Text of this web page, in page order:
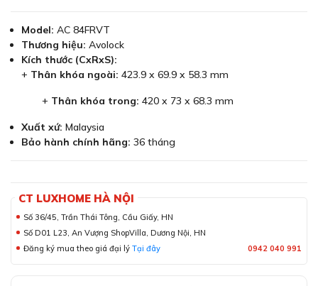
Model: AC 84FRVT
Thương hiệu: Avolock
Kích thước (CxRxS):
+ Thân khóa ngoài: 423.9 x 69.9 x 58.3 mm
+ Thân khóa trong: 420 x 73 x 68.3 mm
Xuất xứ: Malaysia
Bảo hành chính hãng: 36 tháng
CT LUXHOME HÀ NỘI
Số 36/45, Trần Thái Tông, Cầu Giấy, HN
Số D01 L23, An Vượng ShopVilla, Dương Nội, HN
Đăng ký mua theo giá đại lý Tại đây 0942 040 991